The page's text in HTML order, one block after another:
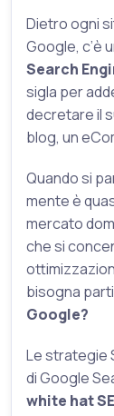
Dietro ogni
Google, c’è
Search
sigla per
decretare il
blog, un
Quando si
mente è
mercato
che si
bisogna
Google?
Le strategie
di Google
white hat